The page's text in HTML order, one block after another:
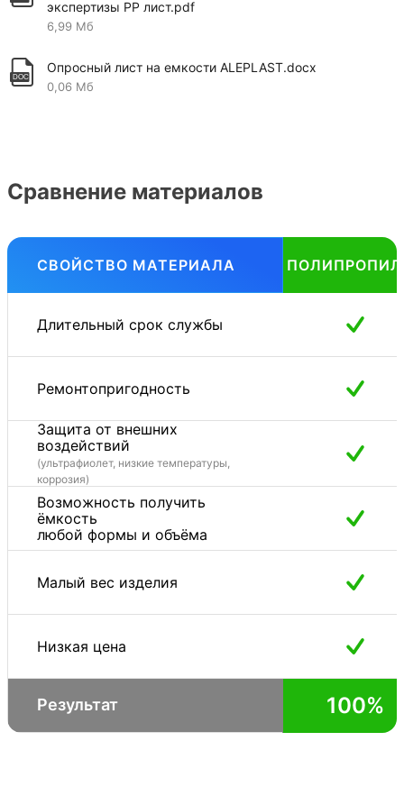
экспертизы PP лист.pdf
6,99 Мб
Опросный лист на емкости ALEPLAST.docx
0,06 Мб
Сравнение материалов
СВОЙСТВО МАТЕРИАЛА
Длительный срок службы
Ремонтопригодность
Защита от внешних
воздействий
(ультрафиолет, низкие температуры,
коррозия)
Возможность получить
ёмкость
любой формы и объёма
Малый вес изделия
Низкая цена
Результат 100%